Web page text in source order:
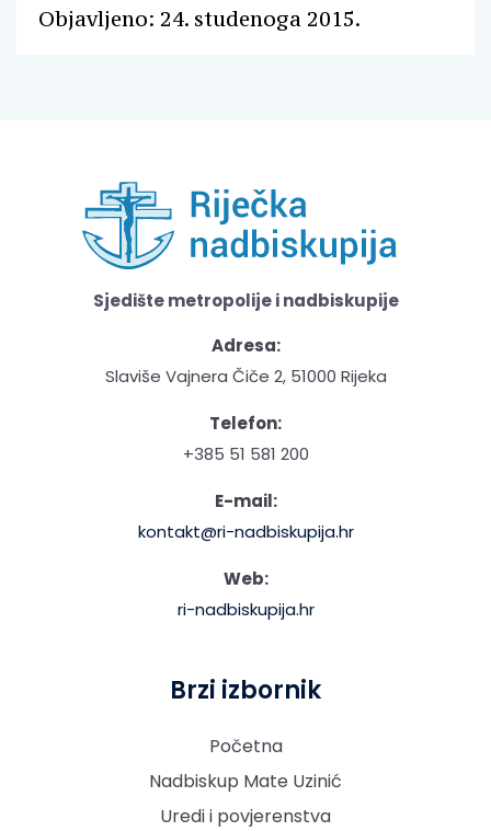
Objavljeno: 24. studenoga 2015.
Sjedište metropolije i nadbiskupije
Adresa:
Slaviše Vajnera Čiče 2, 51000 Rijeka
Telefon:
+385 51 581 200
E-mail:
kontakt@ri-nadbiskupija.hr
Web:
ri-nadbiskupija.hr
Brzi izbornik
Početna
Nadbiskup Mate Uzinić
Uredi i povjerenstva